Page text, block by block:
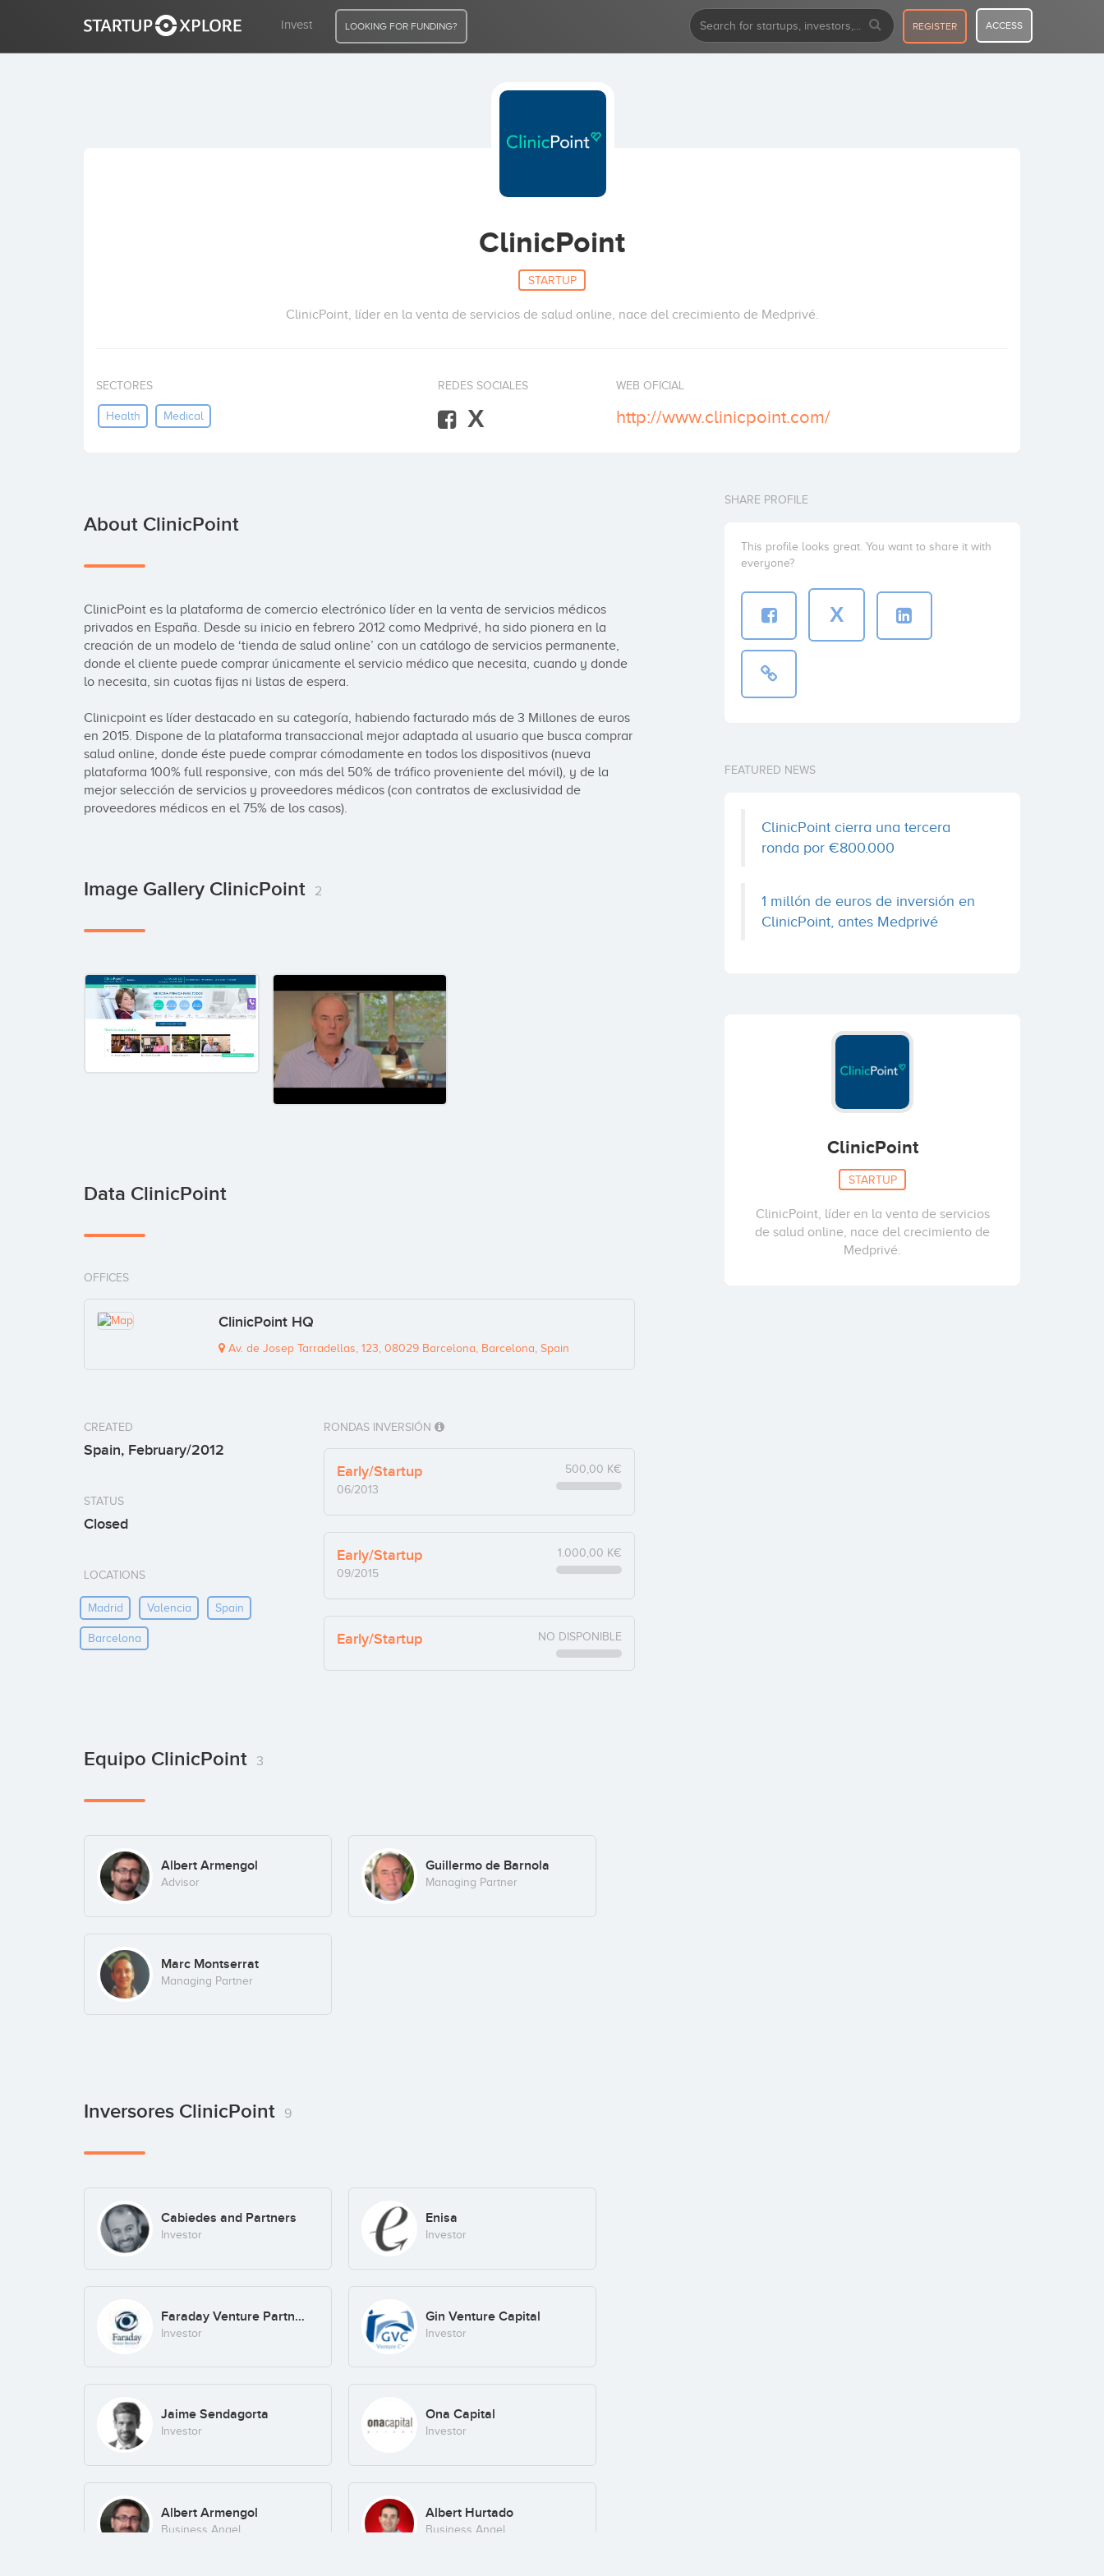
Invest LOOKING FOR FUNDING? REGISTER ACCESS
ClinicPoint
STARTUP
ClinicPoint, líder en la venta de servicios de salud online, nace del crecimiento de Medprivé.
SECTORES
Health Medical
REDES SOCIALES
X
WEB OFICIAL
http://www.clinicpoint.com/
About ClinicPoint
ClinicPoint es la plataforma de comercio electrónico líder en la venta de servicios médicos
privados en España. Desde su inicio en febrero 2012 como Medprivé, ha sido pionera en la
creación de un modelo de ‘tienda de salud online’ con un catálogo de servicios permanente,
donde el cliente puede comprar únicamente el servicio médico que necesita, cuando y donde
lo necesita, sin cuotas fijas ni listas de espera.
Clinicpoint es líder destacado en su categoría, habiendo facturado más de 3 Millones de euros
en 2015. Dispone de la plataforma transaccional mejor adaptada al usuario que busca comprar
salud online, donde éste puede comprar cómodamente en todos los dispositivos (nueva
plataforma 100% full responsive, con más del 50% de tráfico proveniente del móvil), y de la
mejor selección de servicios y proveedores médicos (con contratos de exclusividad de
proveedores médicos en el 75% de los casos).
Image Gallery ClinicPoint 2
Data ClinicPoint
OFFICES
ClinicPoint HQ
Av. de Josep Tarradellas, 123, 08029 Barcelona, Barcelona, Spain
CREATED
Spain, February/2012
STATUS
Closed
LOCATIONS
Madrid Valencia Spain
Barcelona
RONDAS INVERSIÓN
Early/Startup
06/2013
500,00 K€
Early/Startup
09/2015
1.000,00 K€
Early/Startup NO DISPONIBLE
Equipo ClinicPoint 3
Albert Armengol
Advisor
Guillermo de Barnola
Managing Partner
Marc Montserrat
Managing Partner
Inversores ClinicPoint 9
Cabiedes and Partners
Investor
Enisa
Investor
Faraday Venture Partners
Investor
Gin Venture Capital
Investor
Jaime Sendagorta
Investor
Ona Capital
Investor
Albert Armengol
Business Angel
Albert Hurtado
Business Angel
SHARE PROFILE
This profile looks great. You want to share it with
everyone?
X
FEATURED NEWS
ClinicPoint cierra una tercera
ronda por €800.000
1 millón de euros de inversión en
ClinicPoint, antes Medprivé
ClinicPoint
STARTUP
ClinicPoint, líder en la venta de servicios
de salud online, nace del crecimiento de
Medprivé.